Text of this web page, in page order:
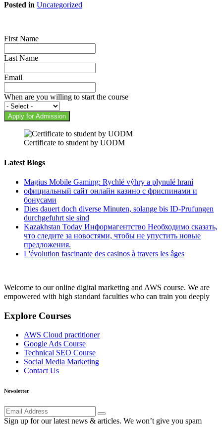
Posted in Uncategorized
First Name
Last Name
Email
When are you willing to start the course
Apply for Admission
Certificate to student by UODM
Latest Blogs
Magius Mobile Gaming: Rychlé výhry a plynulé hraní
официальный сайт онлайн казино с фриспинами и
бонусами
Dies dauert doch diverse Minuten, solange bis ID-Prufungen
durchgefuhrt sie sind
Kazakhstan Today Информагентство Необходимо сказать,
что следите за новостями, чтобы не упустить новые
предложения.
L'évolution fascinante des casinos à travers les âges
Welcome to our online digital marketing and AWS course. We are
empowered with high standard faculties who can train you deeply
Explore Courses
AWS Cloud practitioner
Google Ads Course
Technical SEO Course
Social Media Marketing
Contact Us
Newsletter
Sign up for our latest news & articles. We won’t give you spam